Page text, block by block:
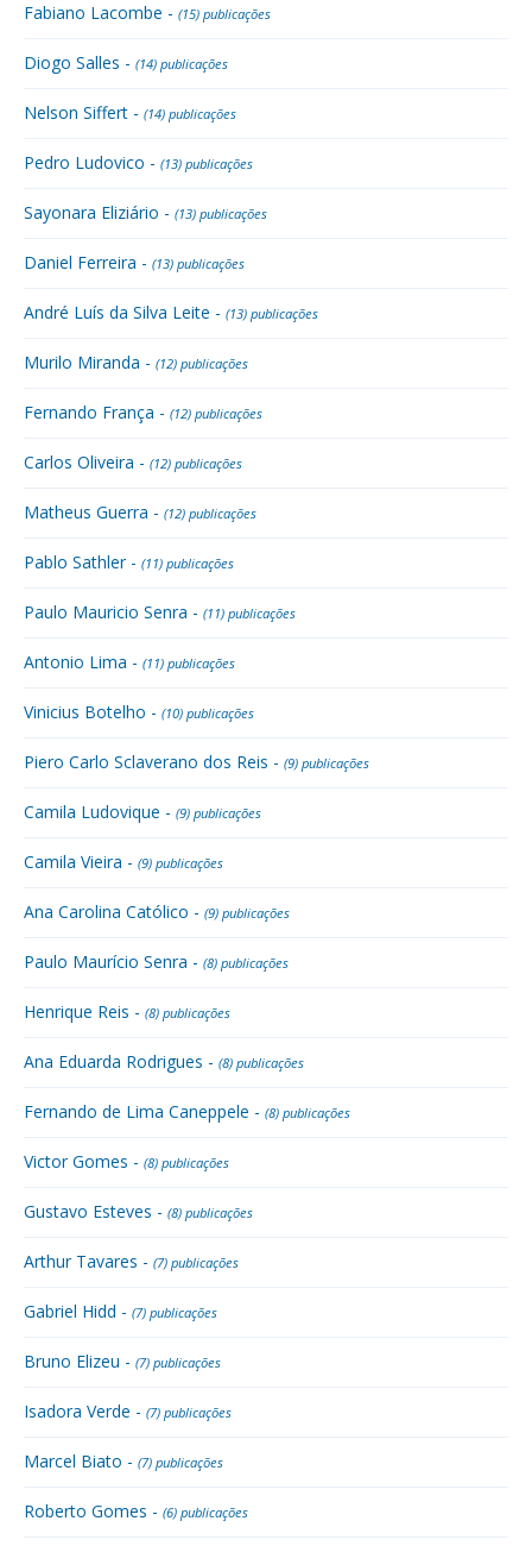
Fabiano Lacombe - (15) publicações
Diogo Salles - (14) publicações
Nelson Siffert - (14) publicações
Pedro Ludovico - (13) publicações
Sayonara Eliziário - (13) publicações
Daniel Ferreira - (13) publicações
André Luís da Silva Leite - (13) publicações
Murilo Miranda - (12) publicações
Fernando França - (12) publicações
Carlos Oliveira - (12) publicações
Matheus Guerra - (12) publicações
Pablo Sathler - (11) publicações
Paulo Mauricio Senra - (11) publicações
Antonio Lima - (11) publicações
Vinicius Botelho - (10) publicações
Piero Carlo Sclaverano dos Reis - (9) publicações
Camila Ludovique - (9) publicações
Camila Vieira - (9) publicações
Ana Carolina Católico - (9) publicações
Paulo Maurício Senra - (8) publicações
Henrique Reis - (8) publicações
Ana Eduarda Rodrigues - (8) publicações
Fernando de Lima Caneppele - (8) publicações
Victor Gomes - (8) publicações
Gustavo Esteves - (8) publicações
Arthur Tavares - (7) publicações
Gabriel Hidd - (7) publicações
Bruno Elizeu - (7) publicações
Isadora Verde - (7) publicações
Marcel Biato - (7) publicações
Roberto Gomes - (6) publicações